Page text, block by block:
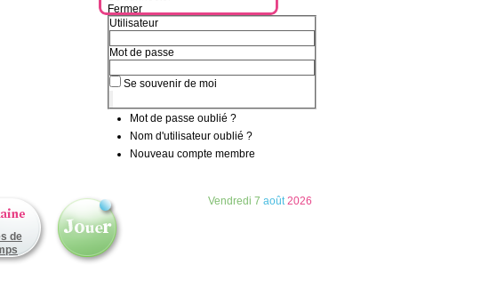
Fermer
Utilisateur
Mot de passe
Se souvenir de moi
Mot de passe oublié ?
Nom d'utilisateur oublié ?
Nouveau compte membre
de
Vendredi 7 août2026